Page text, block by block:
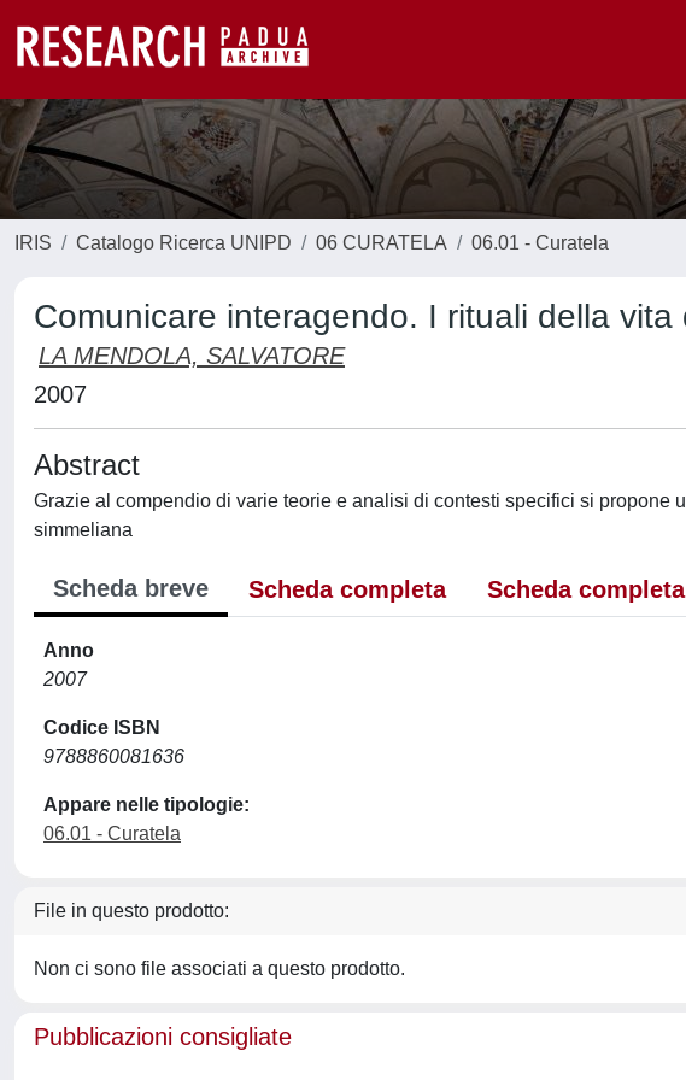
IRIS Catalogo Ricerca UNIPD 06 CURATELA 06.01 - Curatela
Comunicare interagendo. I rituali della
LA MENDOLA, SALVATORE
2007
Abstract
Grazie al compendio di varie teorie e analisi di contesti specifici si propone
simmeliana
Scheda breve Scheda completa Scheda
Anno
2007
Codice ISBN
9788860081636
Appare nelle tipologie:
06.01 - Curatela
File in questo prodotto:
Non ci sono file associati a questo prodotto.
Pubblicazioni consigliate